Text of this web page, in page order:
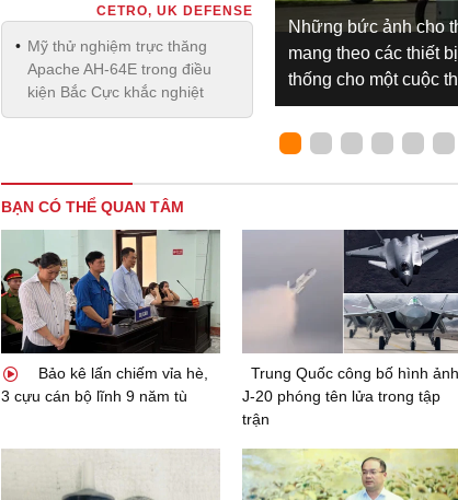
CETRO, UK DEFENSE
Mỹ thử nghiệm trực thăng
Apache AH-64E trong điều
kiện Bắc Cực khắc nghiệt
Những bức ảnh cho
mang theo các thiết
thống cho một cuộc
BẠN CÓ THỂ QUAN TÂM
Bảo kê lấn chiếm vỉa hè,
3 cựu cán bộ lĩnh 9 năm tù
Trung Quốc công bố hình ảnh
J-20 phóng tên lửa trong tập
trận